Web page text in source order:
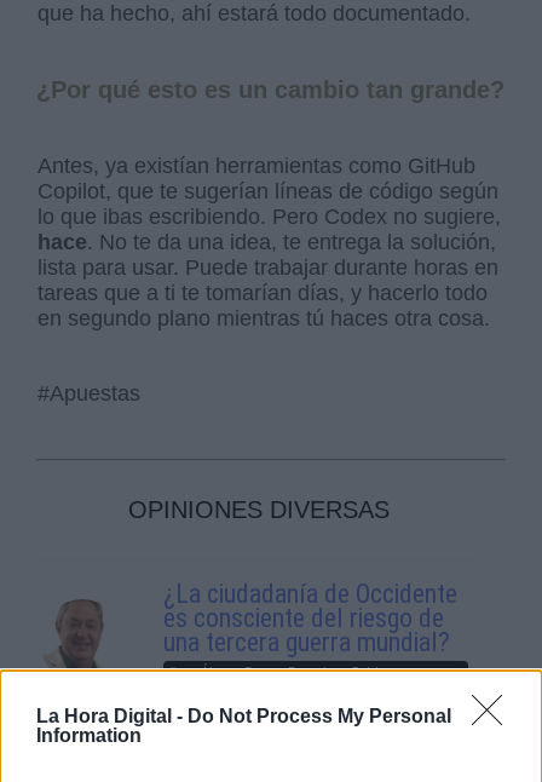
La Hora Digital - Do Not Process My Personal
Information
que ha hecho, ahí estará todo documentado.
¿Por qué esto es un cambio tan grande?
Antes, ya existían herramientas como GitHub
Copilot, que te sugerían líneas de código según
lo que ibas escribiendo. Pero Codex no sugiere,
hace. No te da una idea, te entrega la solución,
lista para usar. Puede trabajar durante horas en
tareas que a ti te tomarían días, y hacerlo todo
en segundo plano mientras tú haces otra cosa.
#Apuestas
OPINIONES DIVERSAS
¿La ciudadanía de Occidente
es consciente del riesgo de
una tercera guerra mundial?
Por Álvaro Frutos Rosado y Gabinete